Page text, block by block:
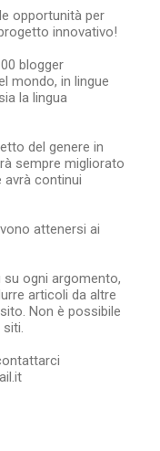
opportunità per
innovativo!
blogger
mondo, in lingue
la lingua
del genere in
sempre migliorato
avrà continui
attenersi ai
ogni argomento,
articoli da altre
Non è possibile